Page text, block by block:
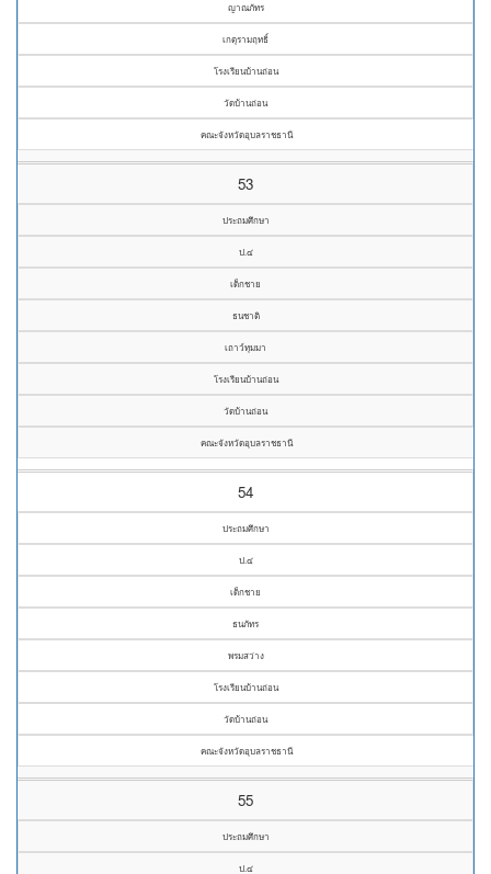
ญาณภัทร
เกตุรามฤทธิ์
โรงเรียนบ้านถ่อน
วัดบ้านถ่อน
คณะจังหวัดอุบลราชธานี
53
ประถมศึกษา
ป.๔
เด็กชาย
ธนชาติ
เถาว์ทุมมา
โรงเรียนบ้านถ่อน
วัดบ้านถ่อน
คณะจังหวัดอุบลราชธานี
54
ประถมศึกษา
ป.๔
เด็กชาย
ธนภัทร
พรมสว่าง
โรงเรียนบ้านถ่อน
วัดบ้านถ่อน
คณะจังหวัดอุบลราชธานี
55
ประถมศึกษา
ป.๔